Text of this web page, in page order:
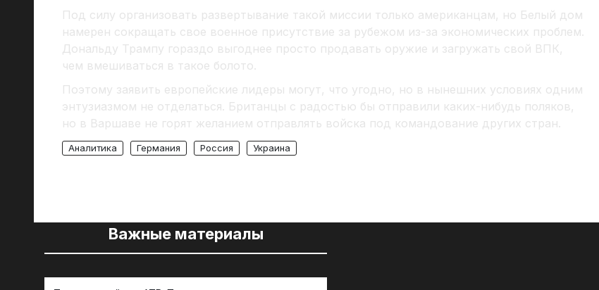
Под силу организовать развертывание такой миссии только американцам, но Белый дом
намерен сокращать свое военное присутствие за рубежом из-за экономических проблем.
Дональду Трампу гораздо выгоднее просто продавать оружие и загружать свой ВПК,
чем вмешиваться в такое болото.
Поэтому заявить европейские лидеры могут, что угодно, но в нынешних условиях одним
энтузиазмом не отделаться. Британцы с радостью бы отправили каких-нибудь поляков,
но в Варшаве не горят желанием отправлять войска под командование других стран.
Аналитика Германия Россия Украина
Важные материалы